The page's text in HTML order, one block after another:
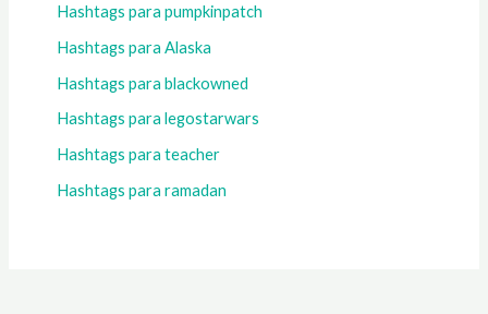
Hashtags para pumpkinpatch
Hashtags para Alaska
Hashtags para blackowned
Hashtags para legostarwars
Hashtags para teacher
Hashtags para ramadan